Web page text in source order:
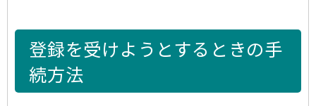
登録を受けようとするときの手
続方法